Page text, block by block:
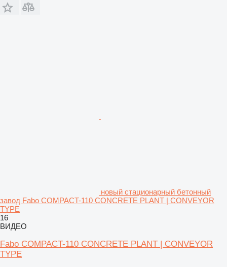
новый стационарный бетонный
завод Fabo COMPACT-110 CONCRETE PLANT | CONVEYOR
TYPE
16
ВИДЕО
Fabo COMPACT-110 CONCRETE PLANT | CONVEYOR
TYPE